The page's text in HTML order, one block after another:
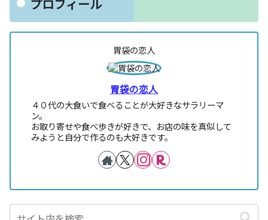
プロフィール
胃袋の恋人
胃袋の恋人
４０代の大食いで食べることが大好きなサラリーマ
ン。
お取り寄せや食べ歩きが好きで、お店の味を真似して
みようと自分で作るのも大好きです。